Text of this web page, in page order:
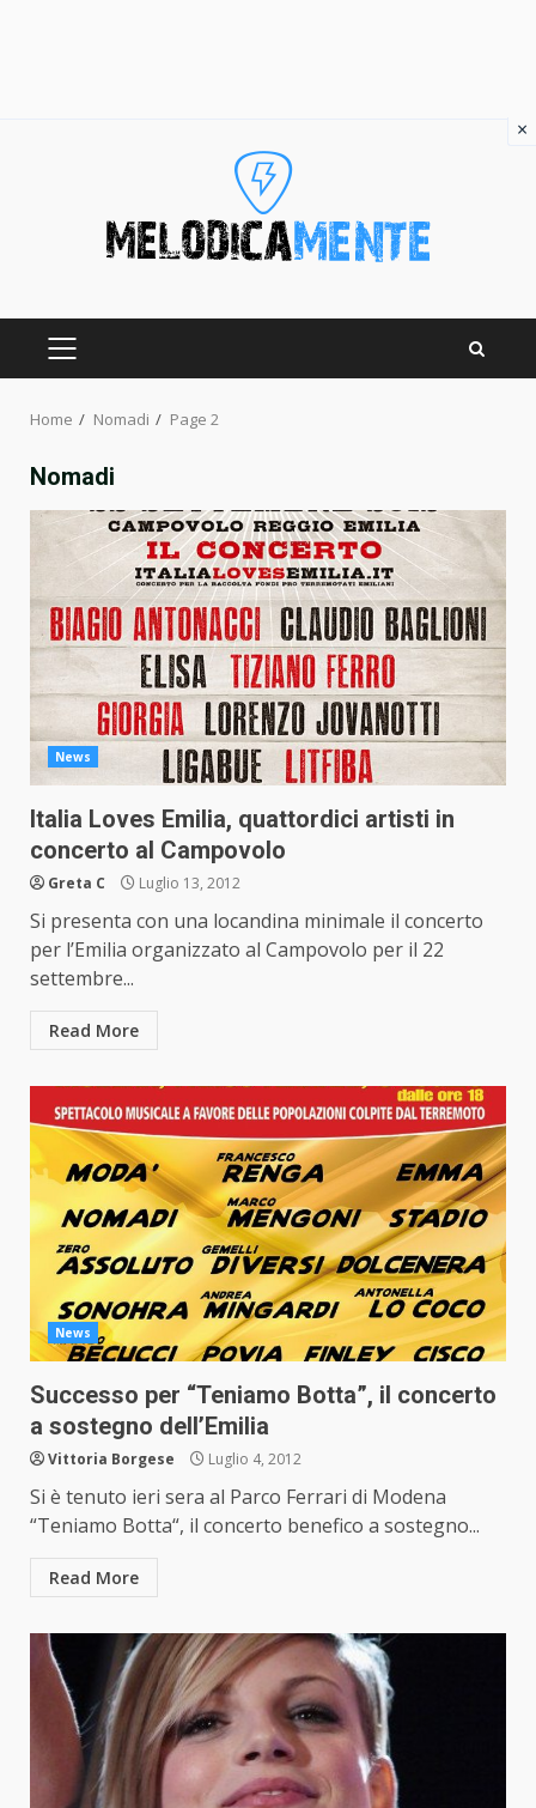
PRIMARY
Home Nomadi Page 2
Nomadi
News
Italia Loves Emilia, quattordici artisti in
concerto al Campovolo
Greta C Luglio 13, 2012
Si presenta con una locandina minimale il concerto
per l’Emilia organizzato al Campovolo per il 22
settembre...
Read More
News
Successo per “Teniamo Botta”, il concerto
a sostegno dell’Emilia
Vittoria Borgese Luglio 4, 2012
Si è tenuto ieri sera al Parco Ferrari di Modena
“Teniamo Botta“, il concerto benefico a sostegno...
Read More
×